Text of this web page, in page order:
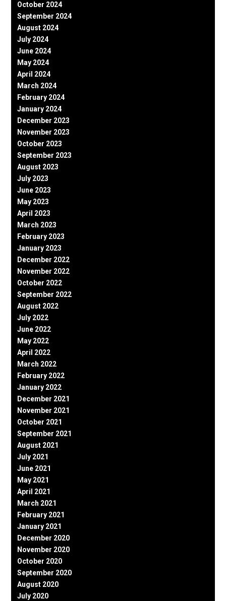
October 2024
September 2024
August 2024
July 2024
June 2024
May 2024
April 2024
March 2024
February 2024
January 2024
December 2023
November 2023
October 2023
September 2023
August 2023
July 2023
June 2023
May 2023
April 2023
March 2023
February 2023
January 2023
December 2022
November 2022
October 2022
September 2022
August 2022
July 2022
June 2022
May 2022
April 2022
March 2022
February 2022
January 2022
December 2021
November 2021
October 2021
September 2021
August 2021
July 2021
June 2021
May 2021
April 2021
March 2021
February 2021
January 2021
December 2020
November 2020
October 2020
September 2020
August 2020
July 2020